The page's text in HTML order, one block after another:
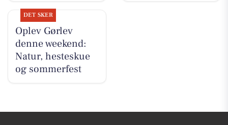
DET SKER
Oplev Gørlev
denne weekend:
Natur, hesteskue
og sommerfest